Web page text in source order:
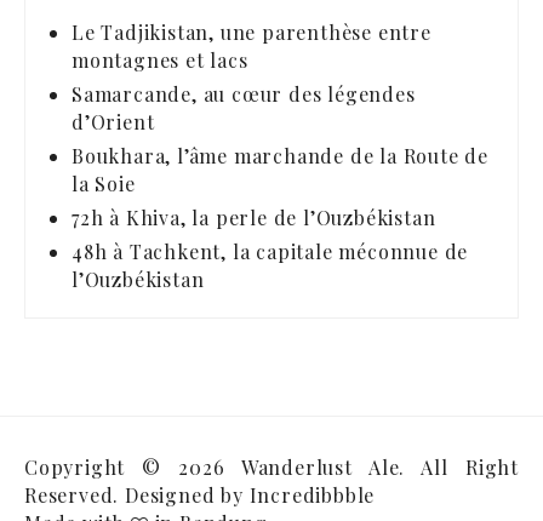
Le Tadjikistan, une parenthèse entre
montagnes et lacs
Samarcande, au cœur des légendes
d’Orient
Boukhara, l’âme marchande de la Route de
la Soie
72h à Khiva, la perle de l’Ouzbékistan
48h à Tachkent, la capitale méconnue de
l’Ouzbékistan
Copyright © 2026 Wanderlust Ale. All Right
Reserved. Designed by Incredibbble